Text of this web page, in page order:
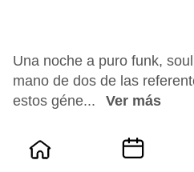
Una noche a puro funk,
mano de dos de las
estos géne...
Ver más